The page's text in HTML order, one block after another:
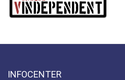
INFOCENTER